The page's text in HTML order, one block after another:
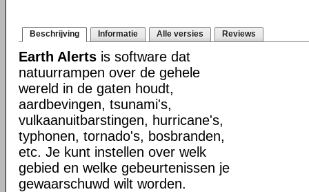
Beschrijving Informatie Alle versies Reviews
Earth Alerts is software dat
natuurrampen over de gehele
wereld in de gaten houdt,
aardbevingen, tsunami's,
vulkaanuitbarstingen, hurricane's,
typhonen, tornado's, bosbranden,
etc. Je kunt instellen over welk
gebied en welke gebeurtenissen je
gewaarschuwd wilt worden.